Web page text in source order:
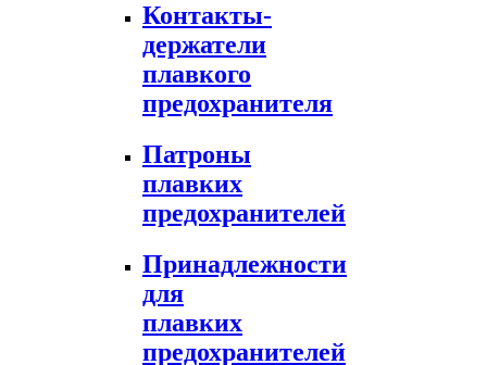
Контакты-
держатели
плавкого
предохранителя
Патроны
плавких
предохранителей
Принадлежности
для
плавких
предохранителей